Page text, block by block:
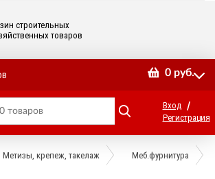
строительных
товаров
0 руб.
Вход /
Регистрация
Метизы, крепеж, такелаж
Меб.фурнитура